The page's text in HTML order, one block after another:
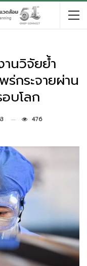
นวิจัยย้ำ
ร่กระจายผ่าน
บโลก
476